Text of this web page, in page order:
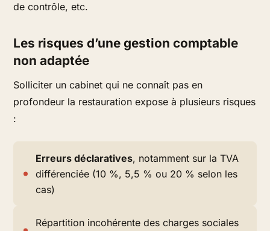
de contrôle, etc.
Les risques d’une gestion comptable
non adaptée
Solliciter un cabinet qui ne connaît pas en
profondeur la restauration expose à plusieurs risques
:
Erreurs déclaratives, notamment sur la TVA
différenciée (10 %, 5,5 % ou 20 % selon les
cas)
Répartition incohérente des charges sociales